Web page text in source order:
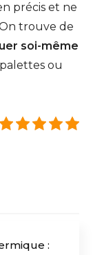
précis et ne
trouve de
soi-même
ou
: